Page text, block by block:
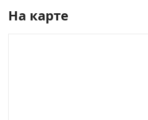
На карте